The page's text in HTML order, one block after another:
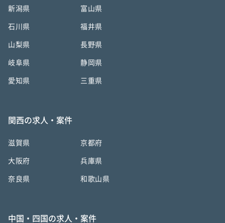
新潟県 富山県
石川県 福井県
山梨県 長野県
岐阜県 静岡県
愛知県 三重県
関西の求人・案件
滋賀県 京都府
大阪府 兵庫県
奈良県 和歌山県
中国・四国の求人・案件